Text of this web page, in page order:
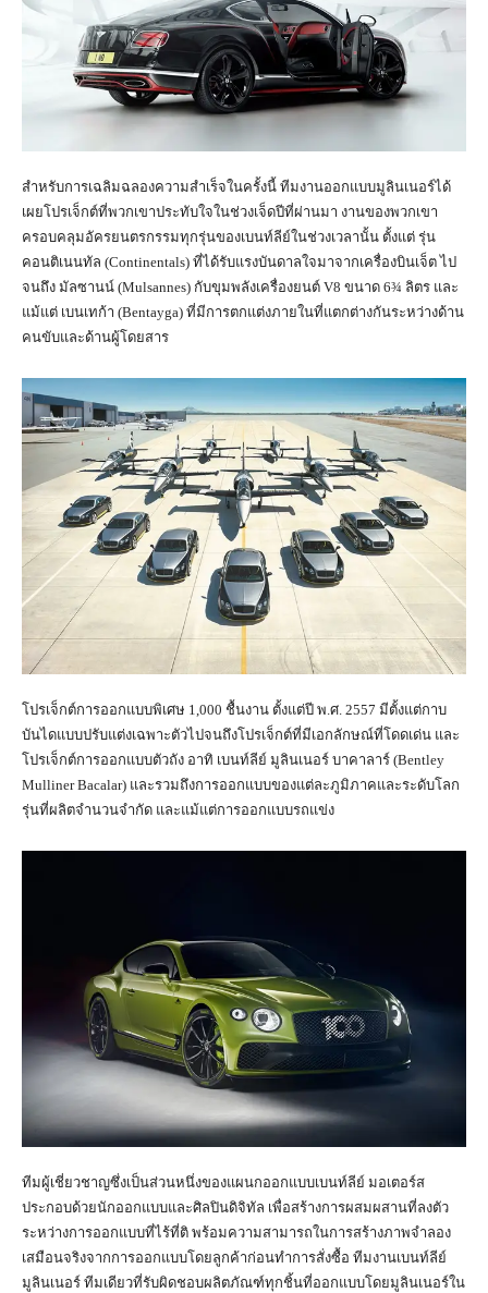
สำหรับการเฉลิมฉลองความสำเร็จในครั้งนี้ ทีมงานออกแบบมูลินเนอร์ได้
เผยโปรเจ็กต์ที่พวกเขาประทับใจในช่วงเจ็ดปีที่ผ่านมา งานของพวกเขา
ครอบคลุมอัครยนตรกรรมทุกรุ่นของเบนท์ลีย์ในช่วงเวลานั้น ตั้งแต่ รุ่น
คอนติเนนทัล (Continentals) ที่ได้รับแรงบันดาลใจมาจากเครื่องบินเจ็ต ไป
จนถึง มัลซานน์ (Mulsannes) กับขุมพลังเครื่องยนต์ V8 ขนาด 6¾ ลิตร และ
แม้แต่ เบนเทก้า (Bentayga) ที่มีการตกแต่งภายในที่แตกต่างกันระหว่างด้าน
คนขับและด้านผู้โดยสาร
โปรเจ็กต์การออกแบบพิเศษ 1,000 ชื้นงาน ตั้งแต่ปี พ.ศ. 2557 มีตั้งแต่กาบ
บันไดแบบปรับแต่งเฉพาะตัวไปจนถึงโปรเจ็กต์ที่มีเอกลักษณ์ที่โดดเด่น และ
โปรเจ็กต์การออกแบบตัวถัง อาทิ เบนท์ลีย์ มูลินเนอร์ บาคาลาร์ (Bentley
Mulliner Bacalar) และรวมถึงการออกแบบของแต่ละภูมิภาคและระดับโลก
รุ่นที่ผลิตจำนวนจำกัด และแม้แต่การออกแบบรถแข่ง
ทีมผู้เชี่ยวชาญซึ่งเป็นส่วนหนึ่งของแผนกออกแบบเบนท์ลีย์ มอเตอร์ส
ประกอบด้วยนักออกแบบและศิลปินดิจิทัล เพื่อสร้างการผสมผสานที่ลงตัว
ระหว่างการออกแบบที่ไร้ที่ติ พร้อมความสามารถในการสร้างภาพจำลอง
เสมือนจริงจากการออกแบบโดยลูกค้าก่อนทำการสั่งซื้อ ทีมงานเบนท์ลีย์
มูลินเนอร์ ทีมเดียวที่รับผิดชอบผลิตภัณฑ์ทุกชิ้นที่ออกแบบโดยมูลินเนอร์ใน